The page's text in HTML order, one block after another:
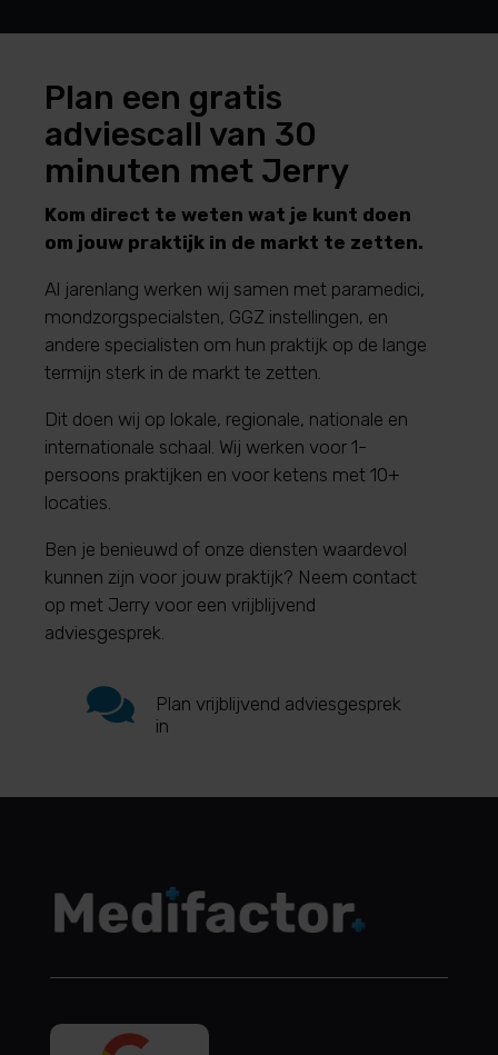
Plan een gratis
adviescall van 30
minuten met Jerry
Kom direct te weten wat je kunt doen
om jouw praktijk in de markt te zetten.
Al jarenlang werken wij samen met paramedici,
mondzorgspecialsten, GGZ instellingen, en
andere specialisten om hun praktijk op de lange
termijn sterk in de markt te zetten.
Dit doen wij op lokale, regionale, nationale en
internationale schaal. Wij werken voor 1-
persoons praktijken en voor ketens met 10+
locaties.
Ben je benieuwd of onze diensten waardevol
kunnen zijn voor jouw praktijk? Neem contact
op met Jerry voor een vrijblijvend
adviesgesprek.

Plan vrijblijvend adviesgesprek
in